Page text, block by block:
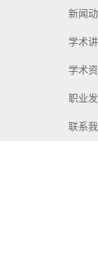
新闻
学术
学术
职业
联系我